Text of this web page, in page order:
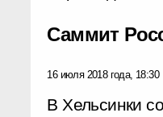
Саммит
16 июля 2018 года, 18:30
В Хельсинки